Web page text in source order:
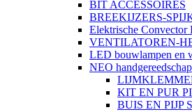
BIT ACCESSOIRES
BREEKIJZERS-
Elektrische Convector
VENTILATOREN-
LED bouwlampen en
NEO handgereedschap
KIT EN PUR
BUIS EN PIJP